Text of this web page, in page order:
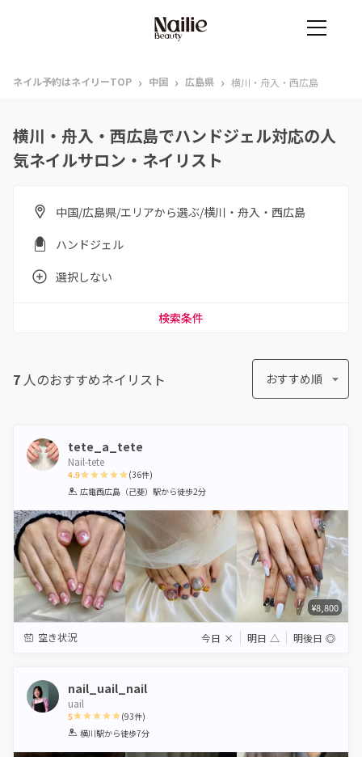
ネイル予約はネイリーTOP › 中国 › 広島県 › 横川・舟入・西広島
横川・舟入・西広島でハンドジェル対応の人
気ネイルサロン・ネイリスト
中国/広島県/エリアから選ぶ/横川・舟入・西広島
ハンドジェル
選択しない
検索条件
7 人のおすすめネイリスト おすすめ順
tete_a_tete
Nail-tete
4.9
1 2 3 4 5
(36件)
広電西広島（己斐）駅から徒歩2分
¥8,800
空き状況 今日 × 明日 △ 明後日 ◎
nail_uail_nail
uail
5
1 2 3 4 5
(93件)
横川駅から徒歩7分